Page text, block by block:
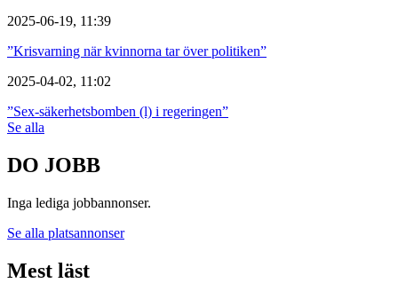
2025-06-19, 11:39
”Krisvarning när kvinnorna tar över politiken”
2025-04-02, 11:02
”Sex-säkerhetsbomben (l) i regeringen”
Se alla
DO JOBB
Inga lediga jobbannonser.
Se alla platsannonser
Mest läst